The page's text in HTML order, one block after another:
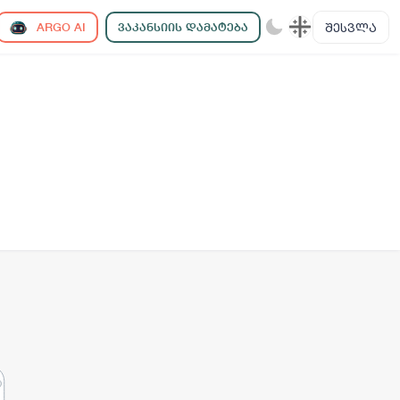
ARGO AI ᲕᲐᲙᲐᲜᲡᲘᲘᲡ ᲓᲐᲛᲐᲢᲔᲑᲐ ᲨᲔᲡᲕᲚᲐ